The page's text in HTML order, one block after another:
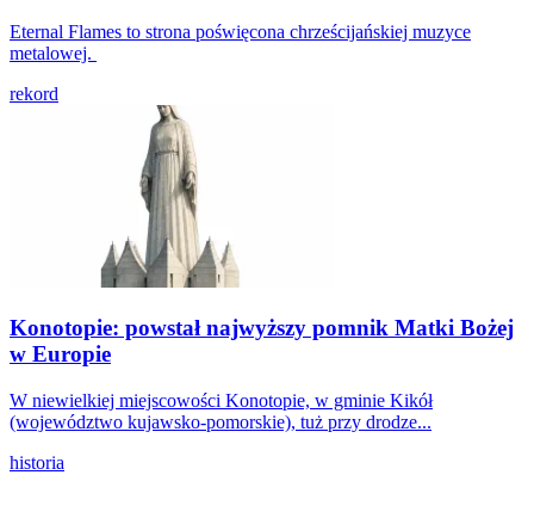
Eternal Flames to strona poświęcona chrześcijańskiej muzyce
metalowej.
rekord
Konotopie: powstał najwyższy pomnik Matki Bożej
w Europie
W niewielkiej miejscowości Konotopie, w gminie Kikół
(województwo kujawsko-pomorskie), tuż przy drodze...
historia